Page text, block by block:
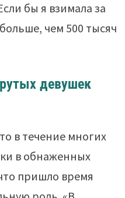
бы я взимала за
чем 500 тысяч
девушек
в течение многих
в обнаженных
пришло время